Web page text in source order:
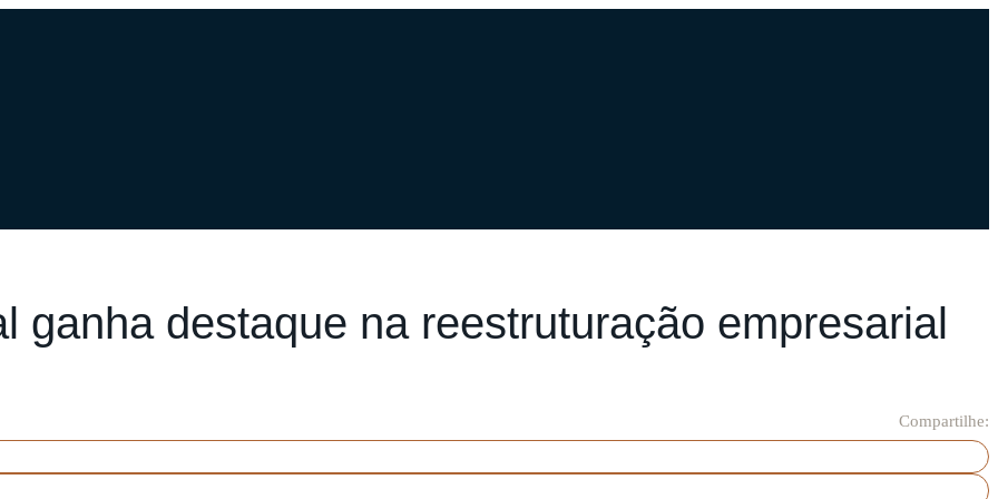
ganha destaque na reestruturação empresarial
Compartilhe: